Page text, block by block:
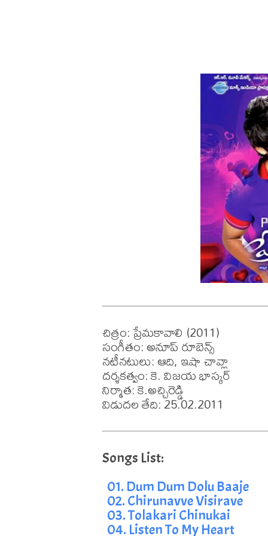
చిత్రం: ప్రేమకావాలి (2011)
సంగీతం: అనూప్ రూబెన్స్
నటీనటులు: ఆది, ఇషా చావ్లా
దర్శకత్వం: కె. విజయ భాస్కర్
నిర్మాత: కె.అచ్చిరెడ్డి
విడుదల తేది: 25.02.2011
01. Dum Dum Dolu Baaje
02. Chirunavve Visirave
03. Tolakari Chinukai
04. Listen To My Heart